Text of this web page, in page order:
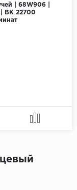
| 68W906 |
| ВК 22700